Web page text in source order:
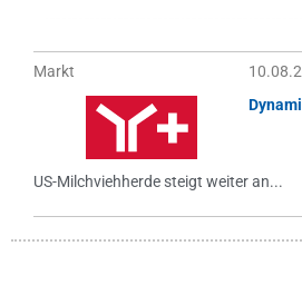
Markt
US-Milchviehherde steigt weiter an...